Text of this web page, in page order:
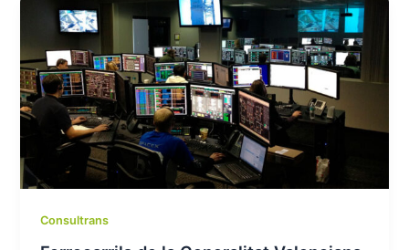
Consultrans